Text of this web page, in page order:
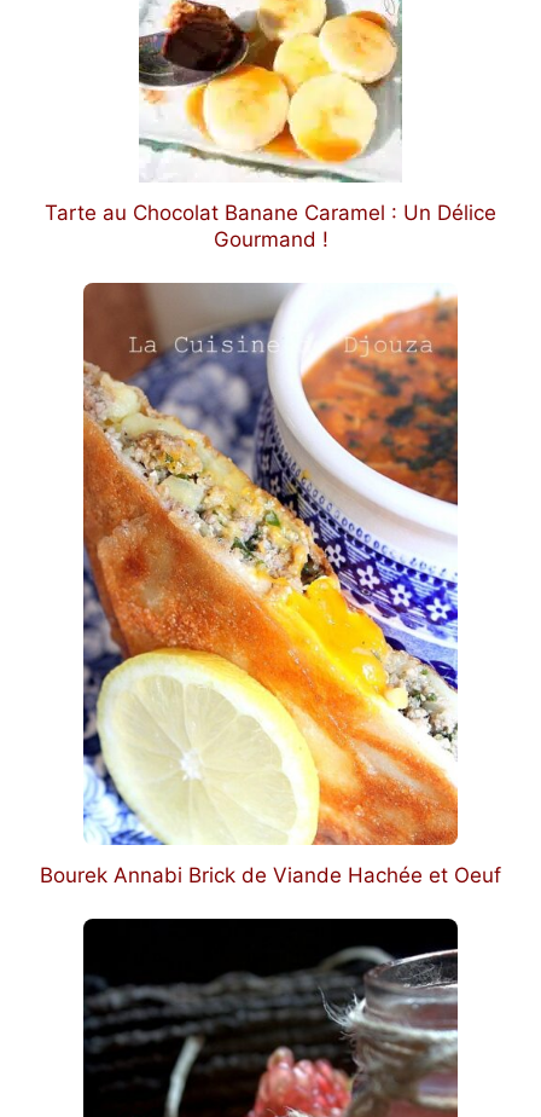
Tarte au Chocolat Banane Caramel : Un Délice
Gourmand !
Bourek Annabi Brick de Viande Hachée et Oeuf